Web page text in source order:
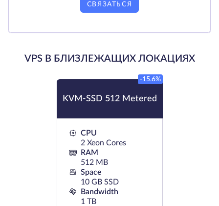
СВЯЗАТЬСЯ
VPS В БЛИЗЛЕЖАЩИХ ЛОКАЦИЯХ
KVM-SSD 512 Metered
-15.6%
CPU
2 Xeon Cores
RAM
512 MB
Space
10 GB SSD
Bandwidth
1 TB